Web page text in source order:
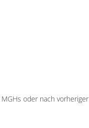
oder nach vorheriger